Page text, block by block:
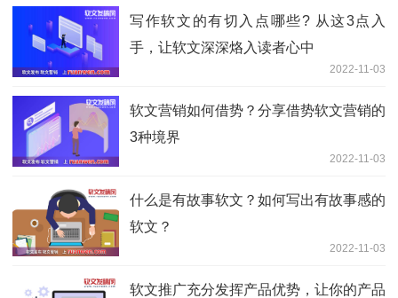
写作软文的有切入点哪些? 从这3点入
手，让软文深深烙入读者心中
2022-11-03
软文营销如何借势？分享借势软文营销的
3种境界
2022-11-03
什么是有故事软文？如何写出有故事感的
软文？
2022-11-03
软文推广充分发挥产品优势，让你的产品